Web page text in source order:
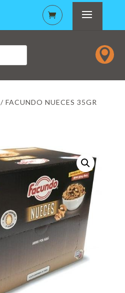

/ FACUNDO NUECES 35GR